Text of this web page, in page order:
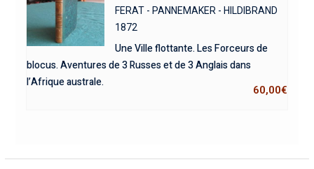
FERAT - PANNEMAKER - HILDIBRAND
1872
Une Ville flottante. Les Forceurs de
blocus. Aventures de 3 Russes et de 3 Anglais dans
l’Afrique australe.
60,00€